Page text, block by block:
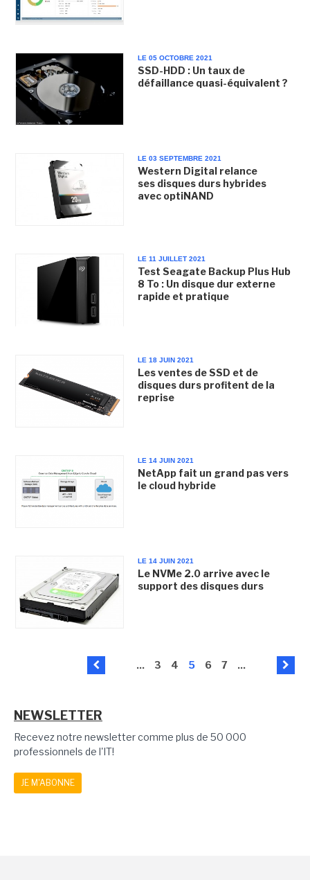
LE 05 OCTOBRE 2021
SSD-HDD : Un taux de
défaillance quasi-équivalent ?
LE 03 SEPTEMBRE 2021
Western Digital relance
ses disques durs hybrides
avec optiNAND
LE 11 JUILLET 2021
Test Seagate Backup Plus Hub
8 To : Un disque dur externe
rapide et pratique
LE 18 JUIN 2021
Les ventes de SSD et de
disques durs profitent de la
reprise
LE 14 JUIN 2021
NetApp fait un grand pas vers
le cloud hybride
LE 14 JUIN 2021
Le NVMe 2.0 arrive avec le
support des disques durs
... 3 4 5 6 7 ...
NEWSLETTER
Recevez notre newsletter comme plus de 50 000
professionnels de l'IT!
JE M'ABONNE